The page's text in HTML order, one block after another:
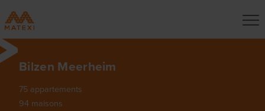
Bilzen Meerheim
75 appartements
94 maisons